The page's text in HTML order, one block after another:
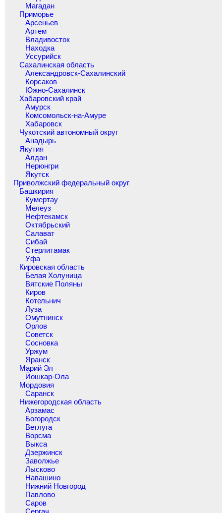
Магадан
Приморье
Арсеньев
Артем
Владивосток
Находка
Уссурийск
Сахалинская область
Александровск-Сахалинский
Корсаков
Южно-Сахалинск
Хабаровский край
Амурск
Комсомольск-на-Амуре
Хабаровск
Чукотский автономный округ
Анадырь
Якутия
Алдан
Нерюнгри
Якутск
Приволжский федеральный округ
Башкирия
Кумертау
Мелеуз
Нефтекамск
Октябрьский
Салават
Сибай
Стерлитамак
Уфа
Кировская область
Белая Холуница
Вятские Поляны
Киров
Котельнич
Луза
Омутнинск
Орлов
Советск
Сосновка
Уржум
Яранск
Марий Эл
Йошкар-Ола
Мордовия
Саранск
Нижегородская область
Арзамас
Богородск
Ветлуга
Ворсма
Выкса
Дзержинск
Заволжье
Лысково
Навашино
Нижний Новгород
Павлово
Саров